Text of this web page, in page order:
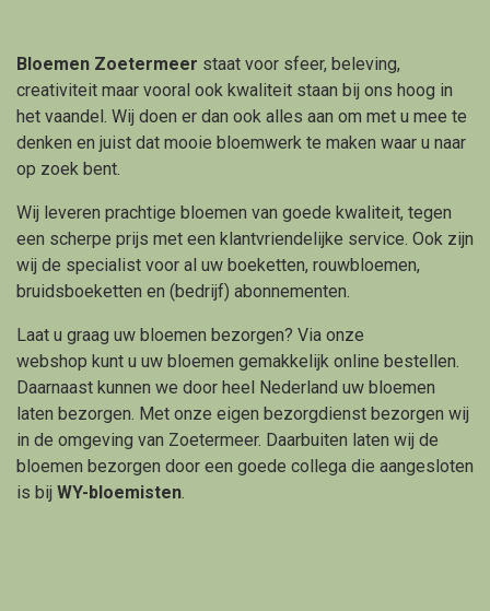
Bloemen Zoetermeer staat voor sfeer, beleving,
creativiteit maar vooral ook kwaliteit staan bij ons hoog in
het vaandel. Wij doen er dan ook alles aan om met u mee te
denken en juist dat mooie bloemwerk te maken waar u naar
op zoek bent.
Wij leveren prachtige bloemen van goede kwaliteit, tegen
een scherpe prijs met een klantvriendelijke service. Ook zijn
wij de specialist voor al uw boeketten, rouwbloemen,
bruidsboeketten en (bedrijf) abonnementen.
Laat u graag uw bloemen bezorgen? Via onze
webshop kunt u uw bloemen gemakkelijk online bestellen.
Daarnaast kunnen we door heel Nederland uw bloemen
laten bezorgen. Met onze eigen bezorgdienst bezorgen wij
in de omgeving van Zoetermeer. Daarbuiten laten wij de
bloemen bezorgen door een goede collega die aangesloten
is bij WY-bloemisten.